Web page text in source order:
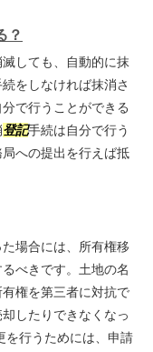
？
しても、自動的に抹
続をしなければ抹消さ
で行うことができる
登記手続は自分で行う
への提出を行えば抵
場合には、所有権移
べきです。土地の名
権を第三者に対抗で
したりできなくなっ
を行うためには、申請